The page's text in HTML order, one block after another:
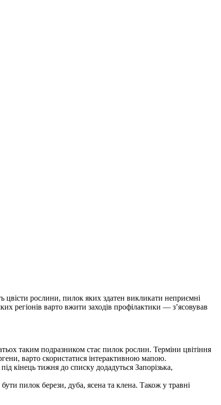
цвісти рослини, пилок яких здатен викликати неприємні
регіонів варто вжити заходів профілактики — з’ясовував
таким подразником стає пилок рослин. Терміни цвітіння
варто скористатися інтерактивною мапою.
кінець тижня до списку додадуться Запорізька,
пилок берези, дуба, ясена та клена. Також у травні